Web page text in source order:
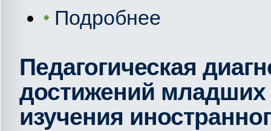
Подробнее
Педагогическая
достижений младших
изучения